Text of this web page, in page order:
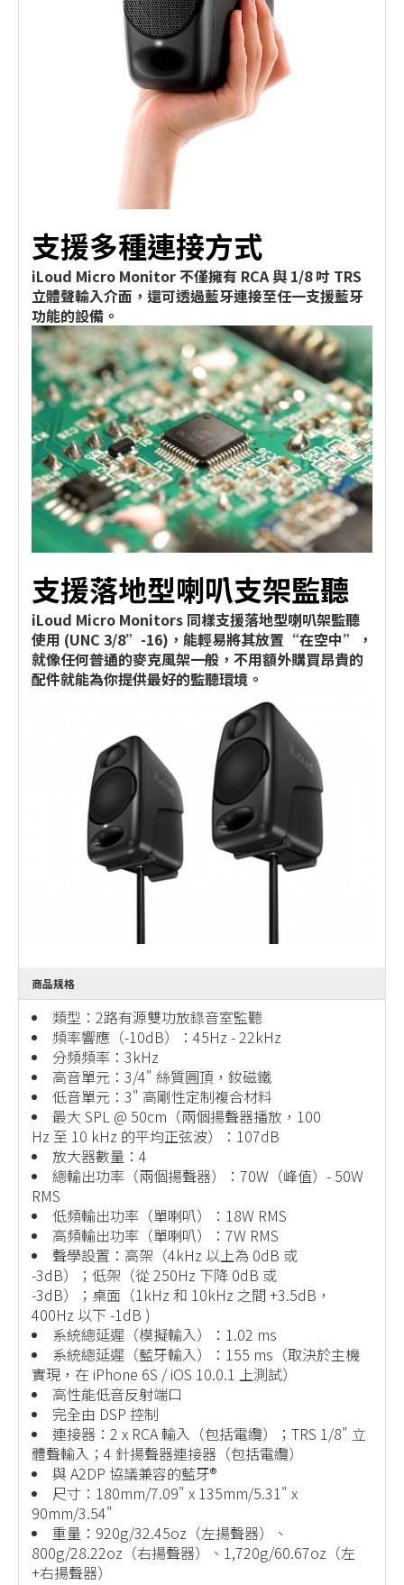
支援多種連接方式
iLoud Micro Monitor 不僅擁有 RCA 與 1/8 吋 TRS
立體聲輸入介面，還可透過藍牙連接至任一支援藍牙
功能的設備。
支援落地型喇叭支架監聽
iLoud Micro Monitors 同樣支援落地型喇叭架監聽
使用 (UNC 3/8”-16)，能輕易將其放置“在空中”，
就像任何普通的麥克風架一般，不用額外購買昂貴的
配件就能為你提供最好的監聽環境。
商品規格
類型：2路有源雙功放錄音室監聽
頻率響應（-10dB）：45Hz - 22kHz
分頻頻率：3kHz
高音單元：3/4" 絲質圓頂，釹磁鐵
低音單元：3" 高剛性定制複合材料
最大 SPL @ 50cm（兩個揚聲器播放，100
Hz 至 10 kHz 的平均正弦波）：107dB
放大器數量：4
總輸出功率（兩個揚聲器）：70W（峰值）- 50W
RMS
低頻輸出功率（單喇叭）：18W RMS
高頻輸出功率（單喇叭）：7W RMS
聲學設置：高架（4kHz 以上為 0dB 或
-3dB）；低架（從 250Hz 下降 0dB 或
-3dB）；桌面（1kHz 和 10kHz 之間 +3.5dB，
400Hz 以下 -1dB )
系統總延遲（模擬輸入）：1.02 ms
系統總延遲（藍牙輸入）：155 ms（取決於主機
實現，在 iPhone 6S / iOS 10.0.1 上測試）
高性能低音反射端口
完全由 DSP 控制
連接器：2 x RCA 輸入（包括電纜）；TRS 1/8" 立
體聲輸入；4 針揚聲器連接器（包括電纜）
與 A2DP 協議兼容的藍牙®
尺寸：180mm/7.09" x 135mm/5.31" x
90mm/3.54"
重量：920g/32.45oz（左揚聲器）、
800g/28.22oz（右揚聲器）、1,720g/60.67oz（左
+右揚聲器）